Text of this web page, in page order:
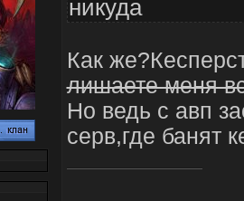
никуда
Как
лишаете меня
Но ведь с авп
серв,где банят